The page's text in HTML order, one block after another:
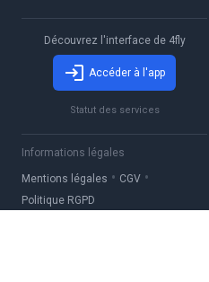
Découvrez l'interface de 4fly
Accéder à l'app
Statut des services
Informations légales
Mentions légales • CGV •
Politique RGPD